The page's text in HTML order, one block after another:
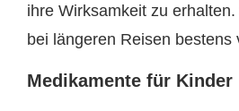
ihre Wirksamkeit zu
bei längeren Reisen bestens
Medikamente für Kinder